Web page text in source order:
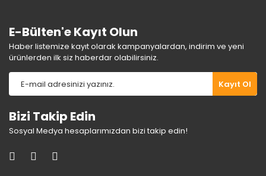
E-Bülten'e Kayıt Olun
Haber listemize kayıt olarak kampanyalardan, indirim ve yeni
ürünlerden ilk siz haberdar olabilirsiniz.
Kayıt Ol
Bizi Takip Edin
Sosyal Medya hesaplarımızdan bizi takip edin!